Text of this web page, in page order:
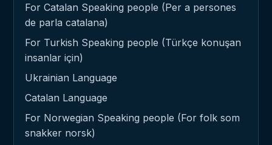
For Catalan Speaking people (Per a persones
de parla catalana)
For Turkish Speaking people (Türkçe konuşan
insanlar için)
Ukrainian Language
Catalan Language
For Norwegian Speaking people (For folk som
snakker norsk)